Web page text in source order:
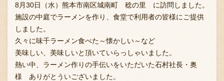
8月30日（水）熊本市南区城南町 稔の里 に訪問しました。
施設の中庭でラーメンを作り、食堂で利用者の皆様にご提供
しました。
久々に味千ラーメン食べた～懐かしい～など
美味しい、美味しいと頂いていらっしゃいました。
熱い中、ラーメン作りの手伝いをいただいた石村社長・奥
様 ありがとういございました。